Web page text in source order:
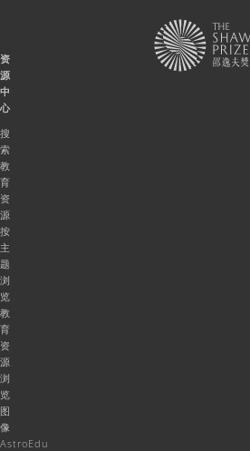
资
源
中
心
搜
索
教
育
资
源
按
主
题
浏
览
教
育
资
源
浏
览
图
像
AstroEdu